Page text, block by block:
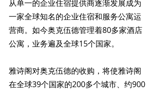
从单一的企业住宿提供商逐渐发展成为
一家全球知名的企业住宿和服务公寓运
营商。如今奥克伍德管理着80多家酒店
公寓，业务遍及全球15个国家。
雅诗阁对奥克伍德的收购，将使雅诗阁
在全球39个国家的200多个城市、约900